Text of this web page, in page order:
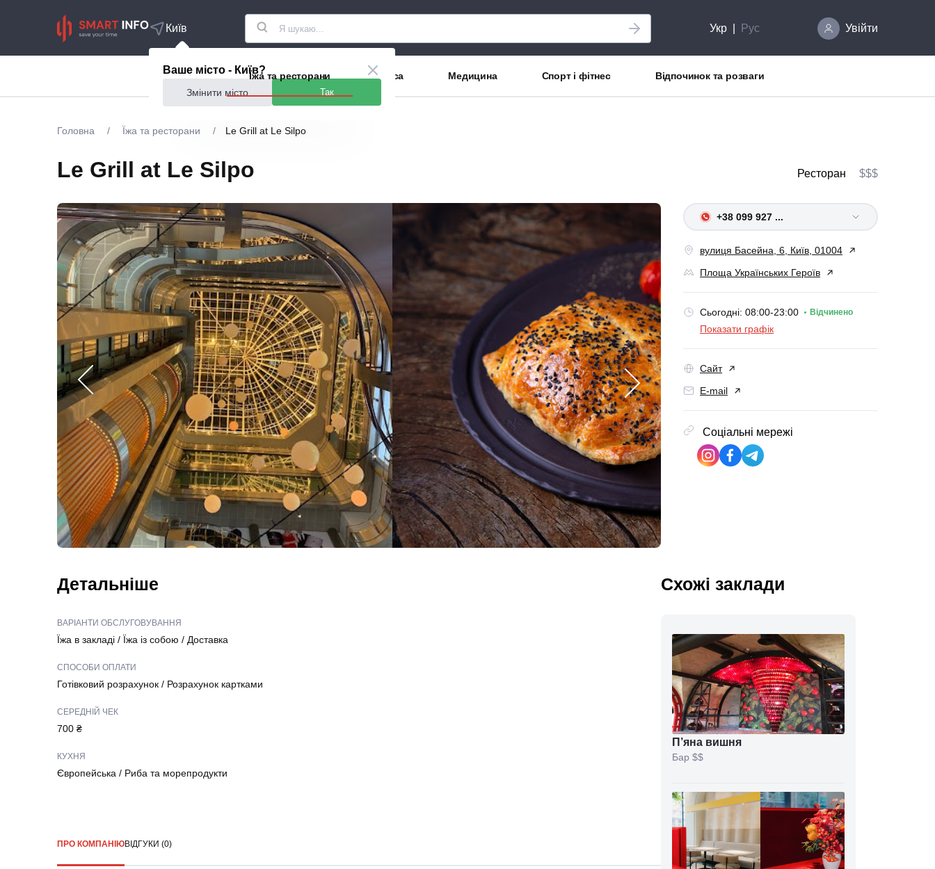
Київ
Ваше місто - Київ?
Змінити місто Так
Укр Рус Увійти
Акції Їжа та ресторани Краса Медицина Спорт і фітнес Відпочинок та розваги
Головна / Їжа та ресторани / Le Grill at Le Silpo
Le Grill at Le Silpo Ресторан $$$
+38 099 927 ...
вулиця Басейна, 6, Київ, 01004
Площа Українських Героїв
Сьогодні: 08:00-23:00 Відчинено
Показати графік
Сайт
E-mail
Соціальні мережі
Детальніше
ВАРІАНТИ ОБСЛУГОВУВАННЯ
Їжа в закладі / Їжа із собою / Доставка
СПОСОБИ ОПЛАТИ
Готівковий розрахунок / Розрахунок картками
СЕРЕДНІЙ ЧЕК
700 ₴
КУХНЯ
Європейська / Риба та морепродукти
ПРО КОМПАНІЮВІДГУКИ (0)
Схожі заклади
П’яна вишня
Бар $$